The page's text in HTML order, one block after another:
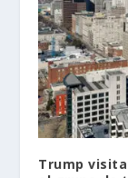
Trump